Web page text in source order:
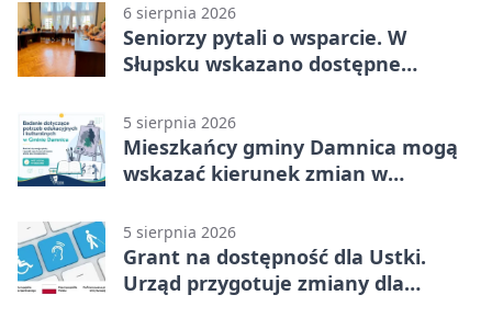
6 sierpnia 2026
Seniorzy pytali o wsparcie. W
Słupsku wskazano dostępne
5 sierpnia 2026
Mieszkańcy gminy Damnica mogą
wskazać kierunek zmian w
5 sierpnia 2026
Grant na dostępność dla Ustki.
Urząd przygotuje zmiany dla